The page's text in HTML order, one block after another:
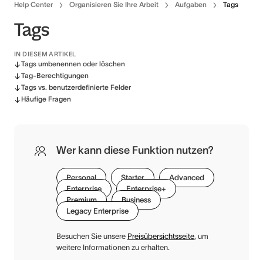
Help Center Organisieren Sie Ihre Arbeit Aufgaben Tags
Tags
IN DIESEM ARTIKEL
Tags umbenennen oder löschen
Tag-Berechtigungen
Tags vs. benutzerdefinierte Felder
Häufige Fragen
Wer kann diese Funktion nutzen?
Personal Starter
Advanced
Enterprise
Enterprise+
Premium
Business
Legacy Enterprise
Besuchen Sie unsere Preisübersichtsseite, um
weitere Informationen zu erhalten.